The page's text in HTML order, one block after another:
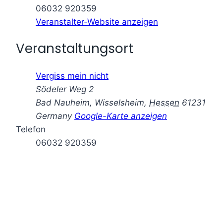
06032 920359
Veranstalter-Website anzeigen
Veranstaltungsort
Vergiss mein nicht
Södeler Weg 2
Bad Nauheim, Wisselsheim, Hessen 61231
Germany Google-Karte anzeigen
Telefon
06032 920359